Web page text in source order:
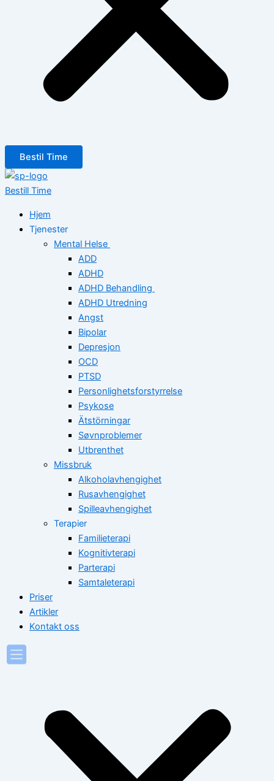
Bestil Time
Bestill Time
Hjem
Tjenester
Mental Helse
ADD
ADHD
ADHD Behandling
ADHD Utredning
Angst
Bipolar
Depresjon
OCD
PTSD
Personlighetsforstyrrelse
Psykose
Ätstörningar
Søvnproblemer
Utbrenthet
Missbruk
Alkoholavhengighet
Rusavhengighet
Spilleavhengighet
Terapier
Familieterapi
Kognitivterapi
Parterapi
Samtaleterapi
Priser
Artikler
Kontakt oss